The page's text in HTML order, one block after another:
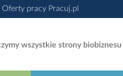
Oferty pracy Pracuj.pl
wszystkie strony biobiznesu